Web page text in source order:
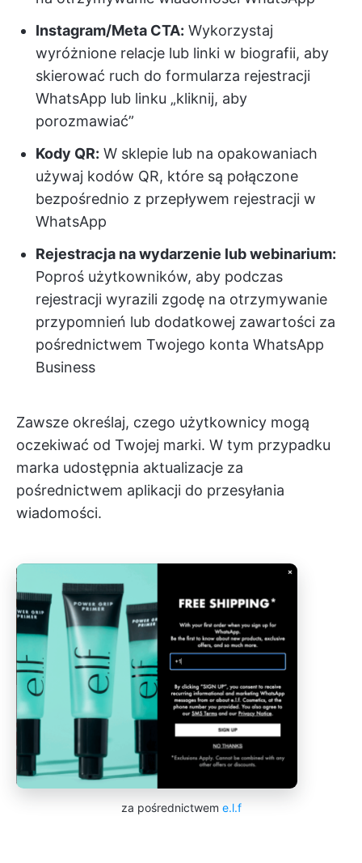
Instagram/Meta CTA: Wykorzystaj
wyróżnione relacje lub linki w biografii, aby
skierować ruch do formularza rejestracji
WhatsApp lub linku „kliknij, aby
porozmawiać”
Kody QR: W sklepie lub na opakowaniach
używaj kodów QR, które są połączone
bezpośrednio z przepływem rejestracji w
WhatsApp
Rejestracja na wydarzenie lub webinarium:
Poproś użytkowników, aby podczas
rejestracji wyrazili zgodę na otrzymywanie
przypomnień lub dodatkowej zawartości za
pośrednictwem Twojego konta WhatsApp
Business
Zawsze określaj, czego użytkownicy mogą
oczekiwać od Twojej marki. W tym przypadku
marka udostępnia aktualizacje za
pośrednictwem aplikacji do przesyłania
wiadomości.
za pośrednictwem e.l.f